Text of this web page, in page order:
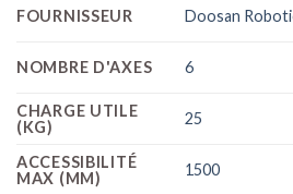
FOURNISSEUR Doosan
NOMBRE D'AXES 6
CHARGE UTILE
(KG)
25
ACCESSIBILITÉ
MAX (MM)
1500